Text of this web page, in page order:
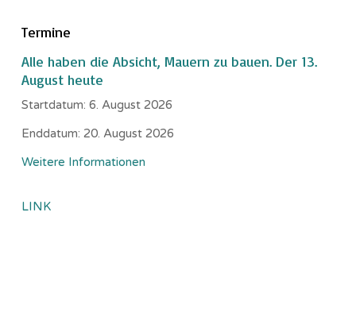
Termine
Alle haben die Absicht, Mauern zu bauen. Der 13.
August heute
Startdatum: 6. August 2026
Enddatum: 20. August 2026
Weitere Informationen
LINK